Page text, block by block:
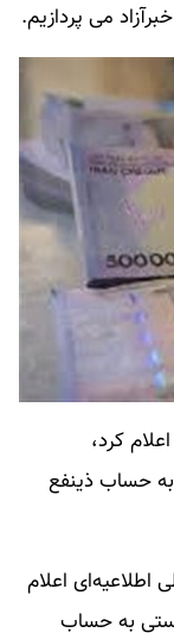
خبرآزاد می پردازیم.
کرد،
حساب ذینفع
اطلاعیه‌ای اعلام
به حساب